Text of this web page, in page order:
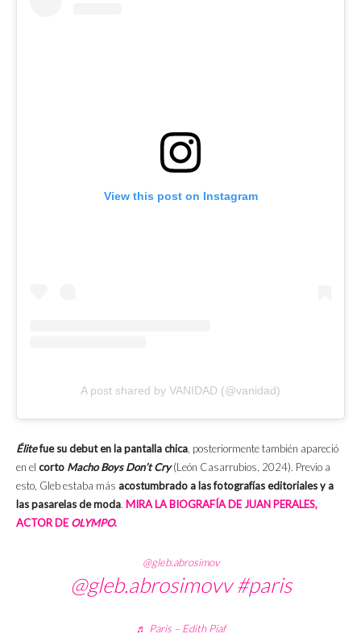
View this post on Instagram
A post shared by VANIDAD (@vanidad)
Élitefue su debut en la pantalla chica , posteriormente también apareció
en el corto Macho Boys Don’t Cry(León Casarrubios, 2024). Previo a
esto, Gleb estaba más acostumbrado a las fotografías editoriales y a
las pasarelas de moda. MIRA LA BIOGRAFÍA DE JUAN PERALES,
ACTOR DE OLYMPO.
@gleb.abrosimov
@gleb.abrosimovv#paris
♬ Paris – Edith Piaf